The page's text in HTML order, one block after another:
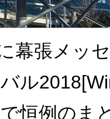
幕張メッ
ル
恒例のま